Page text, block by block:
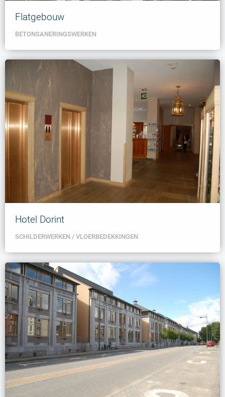
Flatgebouw
BETONSANERINGSWERKEN
Hotel Dorint
SCHILDERWERKEN VLOERBEDEKKINGEN